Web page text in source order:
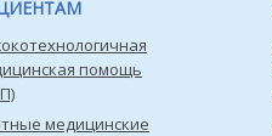
помощь
медицинские